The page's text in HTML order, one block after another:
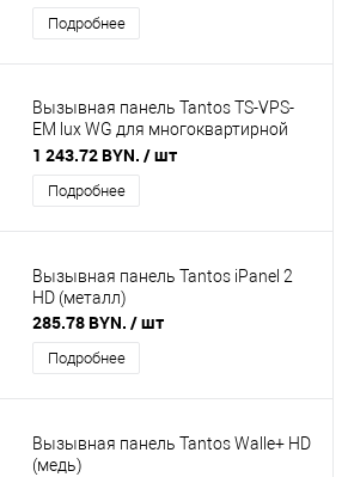
Подробнее
Вызывная панель Tantos TS-VPS-
EM lux WG для многоквартирной
системы
1 243.72 BYN. / шт
Подробнее
Вызывная панель Tantos iPanel 2
HD (металл)
285.78 BYN. / шт
Подробнее
Вызывная панель Tantos Walle+ HD
(медь)